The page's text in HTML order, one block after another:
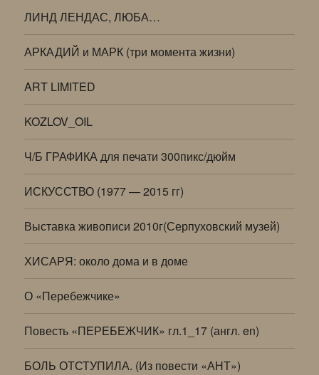
ЛИНД ЛЕНДАС, ЛЮБА…
АРКАДИЙ и МАРК (три момента жизни)
ART LIMITED
KOZLOV_OIL
Ч/Б ГРАФИКА для печати 300пикс/дюйм
ИСКУССТВО (1977 — 2015 гг)
Выставка живописи 2010г(Серпуховский музей)
ХИСАРЯ: около дома и в доме
О «Перебежчике»
Повесть «ПЕРЕБЕЖЧИК» гл.1_17 (англ. en)
БОЛЬ ОТСТУПИЛА. (Из повести «АНТ»)